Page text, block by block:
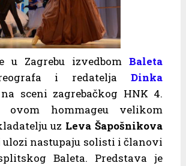
u Zagrebu izvedbomBaleta
i redateljaDinka
sceni zagrebačkog HNK 4.
ovom hommageu velikom
uz Leva Šapošnikova
ulozi nastupaju solisti i članovi
Baleta. Predstava je